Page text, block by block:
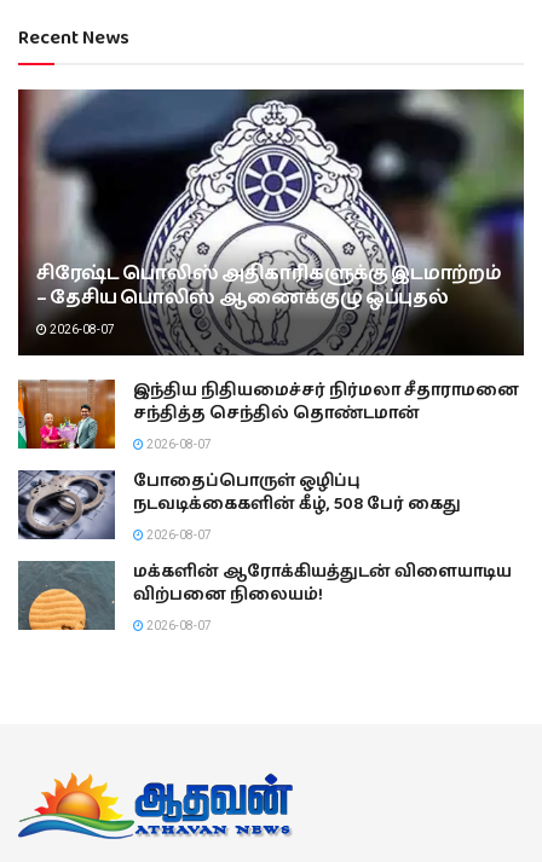
Recent News
சிரேஷ்ட பொலிஸ் அதிகாரிகளுக்கு இடமாற்றம்
– தேசிய பொலிஸ் ஆணைக்குழு ஒப்புதல்
2026-08-07
இந்திய நிதியமைச்சர் நிர்மலா சீதாராமனை
சந்தித்த செந்தில் தொண்டமான்
2026-08-07
போதைப்பொருள் ஒழிப்பு
நடவடிக்கைகளின் கீழ், 508 பேர் கைது
2026-08-07
மக்களின் ஆரோக்கியத்துடன் விளையாடிய
விற்பனை நிலையம்!
2026-08-07